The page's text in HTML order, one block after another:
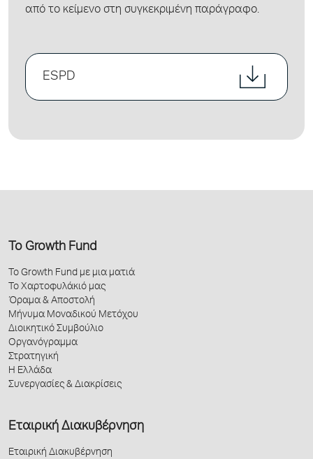
από το κείμενο στη συγκεκριμένη παράγραφο.
ESPD
Το Growth Fund
Το Growth Fund με μια ματιά
Το Χαρτοφυλάκιό μας
Όραμα & Αποστολή
Μήνυμα Μοναδικού Μετόχου
Διοικητικό Συμβούλιο
Οργανόγραμμα
Στρατηγική
Η Ελλάδα
Συνεργασίες & Διακρίσεις
Εταιρική Διακυβέρνηση
Εταιρική Διακυβέρνηση